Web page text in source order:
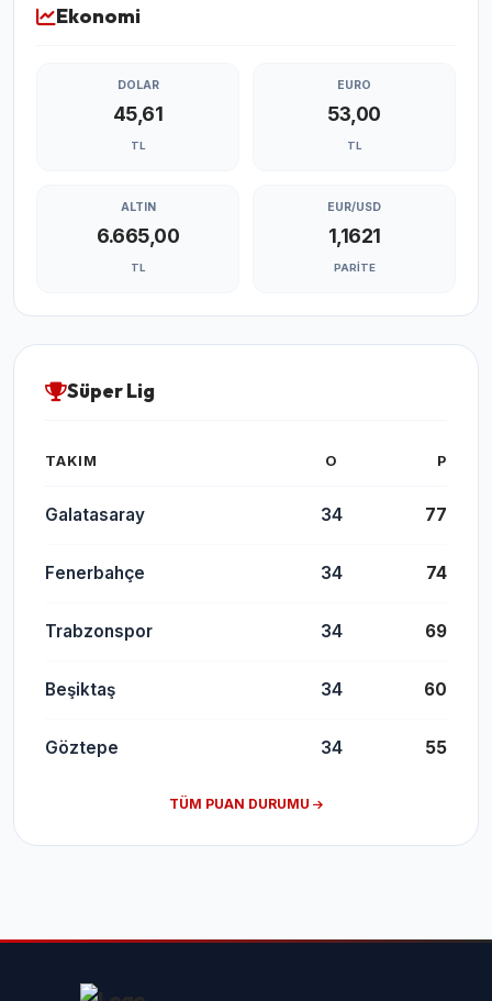
Ekonomi
DOLAR
45,61
TL
EURO
53,00
TL
ALTIN
6.665,00
TL
EUR/USD
1,1621
PARITE
Süper Lig
TAKIM O P
Galatasaray 34 77
Fenerbahçe 34 74
Trabzonspor 34 69
Beşiktaş 34 60
Göztepe 34 55
TÜM PUAN DURUMU